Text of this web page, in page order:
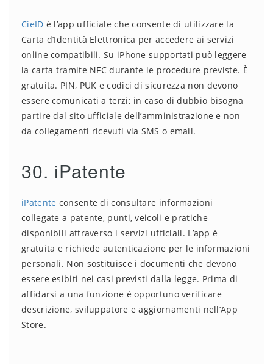
CieID è l’app ufficiale che consente di utilizzare la
Carta d’Identità Elettronica per accedere ai servizi
online compatibili. Su iPhone supportati può leggere
la carta tramite NFC durante le procedure previste. È
gratuita. PIN, PUK e codici di sicurezza non devono
essere comunicati a terzi; in caso di dubbio bisogna
partire dal sito ufficiale dell’amministrazione e non
da collegamenti ricevuti via SMS o email.
30. iPatente
iPatente consente di consultare informazioni
collegate a patente, punti, veicoli e pratiche
disponibili attraverso i servizi ufficiali. L’app è
gratuita e richiede autenticazione per le informazioni
personali. Non sostituisce i documenti che devono
essere esibiti nei casi previsti dalla legge. Prima di
affidarsi a una funzione è opportuno verificare
descrizione, sviluppatore e aggiornamenti nell’App
Store.